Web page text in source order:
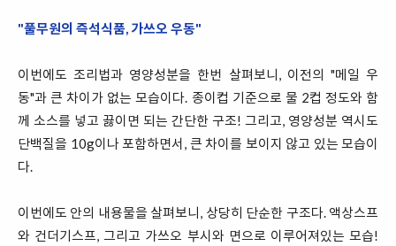
"풀무원의 즉석식품, 가쓰오 우동"
이번에도 조리법과 영양성분을 한번 살펴보니, 이전의 "메일 우
동"과 큰 차이가 없는 모습이다. 종이컵 기준으로 물 2컵 정도와 함
께 소스를 넣고 끓이면 되는 간단한 구조! 그리고, 영양성분 역시도
단백질을 10g이나 포함하면서, 큰 차이를 보이지 않고 있는 모습이
다.
이번에도 안의 내용물을 살펴보니, 상당히 단순한 구조다. 액상스프
와 건더기스프, 그리고 가쓰오 부시와 면으로 이루어져있는 모습!